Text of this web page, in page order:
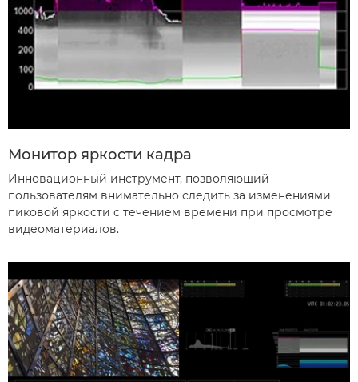
Монитор яркости кадра
Инновационный инструмент, позволяющий
пользователям внимательно следить за изменениями
пиковой яркости с течением времени при просмотре
видеоматериалов.